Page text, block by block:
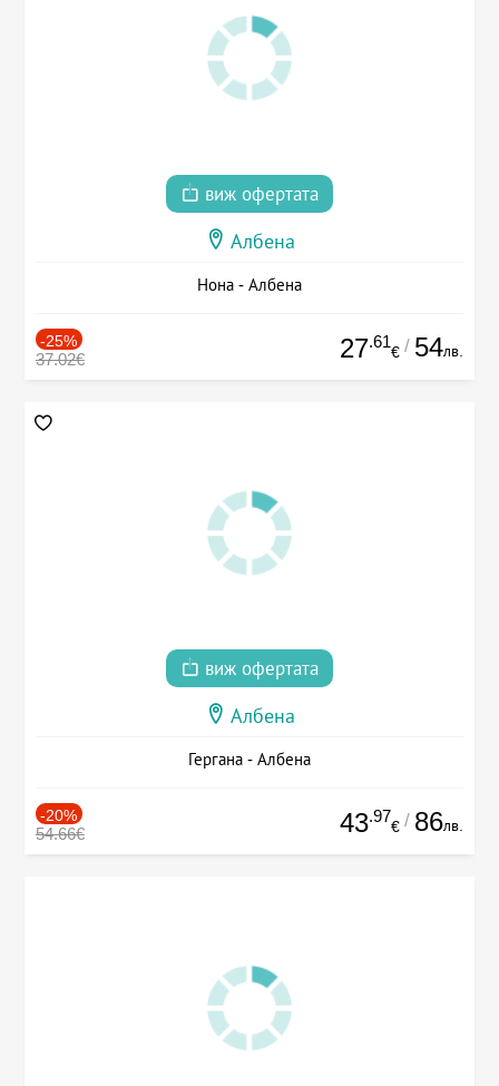
виж офертата
Албена
Нона - Албена
-25%
37.02€ 27.61
€ / 54лв.
виж офертата
Албена
Гергана - Албена
-20%
54.66€ 43.97
€ / 86лв.